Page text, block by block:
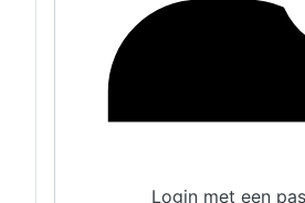
Login met een